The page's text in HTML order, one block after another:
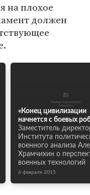
на плохое
должен
«Конец цивилизации
начнется с боевых
Заместитель
Института
военного анализа
Храмчихин о
военных технологий
6 февраля 2015